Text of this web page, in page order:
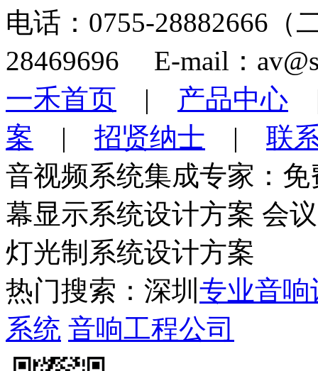
电话：0755-28882666
28469696 E-mail：
一禾首页 | 产品中心
案 | 招贤纳士 | 联
音视频系统集成专家：
幕显示系统设计方案 会
灯光制系统设计方案
热门搜索：深圳 专业音响
系统 音响工程公司